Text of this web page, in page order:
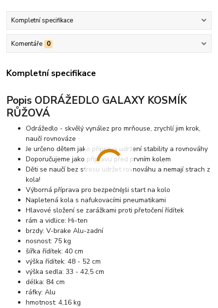
Kompletní specifikace
Komentáře 0
Kompletní specifikace
Popis ODRÁŽEDLO GALAXY KOSMÍK
RŮŽOVÁ
Odrážedlo - skvělý vynález pro mrňouse, zrychlí jim krok,
naučí rovnováze
Je určeno dětem jako příprava udržení stability a rovnováhy
Doporučujeme jako přípravu před prvním kolem
Děti se naučí bez stresu udržet rovnováhu a nemají strach z
kola!
Výborná příprava pro bezpečnější start na kolo
Napletená kola s nafukovacími pneumatikami
Hlavové složení se zarážkami proti přetočení řídítek
rám a vidlice: Hi-ten
brzdy: V-brake Alu-zadní
nosnost: 75 kg
šířka řídítek: 40 cm
výška řídítek: 48 - 52 cm
výška sedla: 33 - 42,5 cm
délka: 84 cm
ráfky: Alu
hmotnost: 4,16 kg